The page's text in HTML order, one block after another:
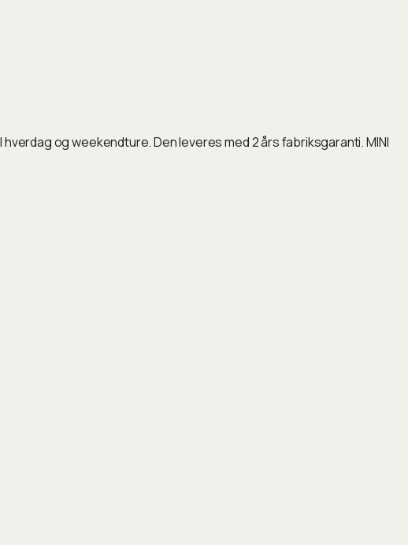
og weekendture. Den leveres med 2 års fabriksgaranti. MINI